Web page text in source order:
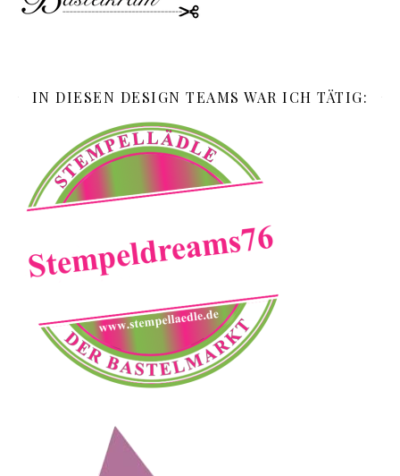
IN DIESEN DESIGN TEAMS WAR ICH TÄTIG: